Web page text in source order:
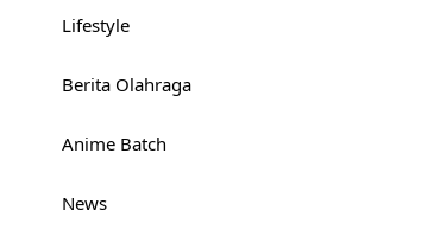
Lifestyle
Berita Olahraga
Anime Batch
News